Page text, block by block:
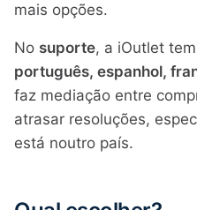
mais opções.
No suporte, a iOutlet
português, espanhol,
faz mediação entre
atrasar resoluções,
está noutro país.